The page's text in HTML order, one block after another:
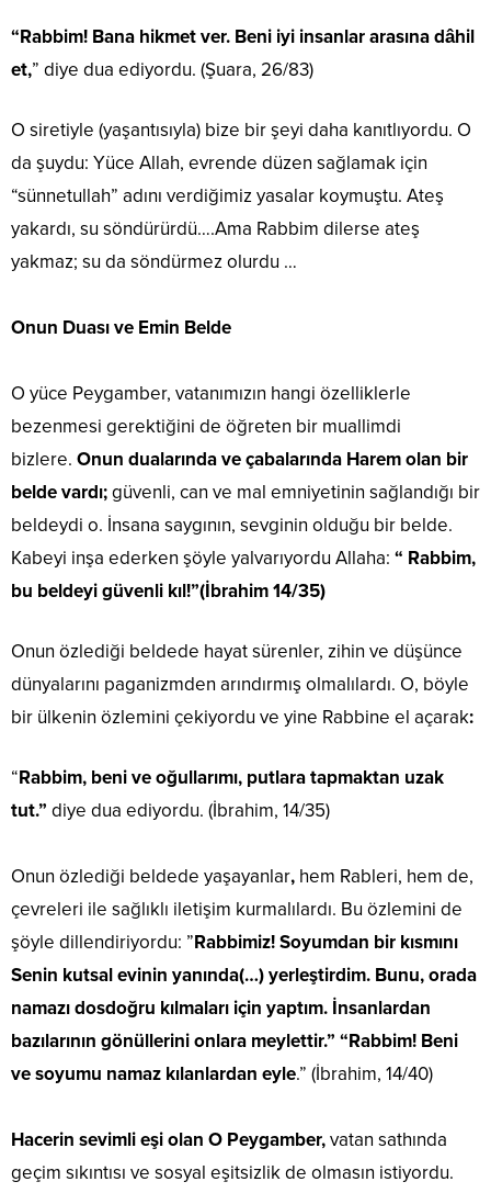
“Rabbim! Bana hikmet ver. Beni iyi insanlar arasına dâhil
et,” diye dua ediyordu. (Şuara, 26/83)
O siretiyle (yaşantısıyla) bize bir şeyi daha kanıtlıyordu. O
da şuydu: Yüce Allah, evrende düzen sağlamak için
“sünnetullah” adını verdiğimiz yasalar koymuştu. Ateş
yakardı, su söndürürdü….Ama Rabbim dilerse ateş
yakmaz; su da söndürmez olurdu …
Onun Duası ve Emin Belde
O yüce Peygamber, vatanımızın hangi özelliklerle
bezenmesi gerektiğini de öğreten bir muallimdi
bizlere. Onun dualarında ve çabalarında Harem olan bir
belde vardı;güvenli, can ve mal emniyetinin sağlandığı bir
beldeydi o. İnsana saygının, sevginin olduğu bir belde.
Kabeyi inşa ederken şöyle yalvarıyordu Allaha: “ Rabbim,
bu beldeyi güvenli kıl!”(İbrahim 14/35)
Onun özlediği beldede hayat sürenler, zihin ve düşünce
dünyalarını paganizmden arındırmış olmalılardı. O, böyle
bir ülkenin özlemini çekiyordu ve yine Rabbine el açarak:
“Rabbim, beni ve oğullarımı, putlara tapmaktan uzak
tut.” diye dua ediyordu. (İbrahim, 14/35)
Onun özlediği beldede yaşayanlar, hem Rableri, hem de,
çevreleri ile sağlıklı iletişim kurmalılardı. Bu özlemini de
şöyle dillendiriyordu: ”Rabbimiz! Soyumdan bir kısmını
Senin kutsal evinin yanında(…) yerleştirdim. Bunu, orada
namazı dosdoğru kılmaları için yaptım. İnsanlardan
bazılarının gönüllerini onlara meylettir.” “Rabbim! Beni
ve soyumu namaz kılanlardan eyle.” (İbrahim, 14/40)
Hacerin sevimli eşi olan O Peygamber,vatan sathında
geçim sıkıntısı ve sosyal eşitsizlik de olmasın istiyordu.